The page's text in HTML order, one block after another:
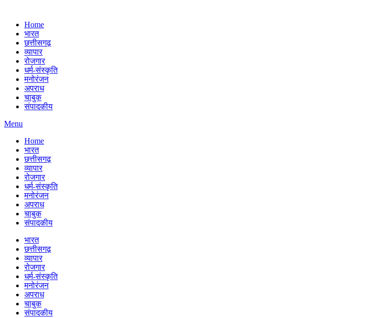
Home
भारत
छत्तीसगढ़
व्यापार
रोजगार
धर्म-संस्कृति
मनोरंजन
अपराध
चाबुक
संपादकीय
Menu
Home
भारत
छत्तीसगढ़
व्यापार
रोजगार
धर्म-संस्कृति
मनोरंजन
अपराध
चाबुक
संपादकीय
भारत
छत्तीसगढ़
व्यापार
रोजगार
धर्म-संस्कृति
मनोरंजन
अपराध
चाबुक
संपादकीय